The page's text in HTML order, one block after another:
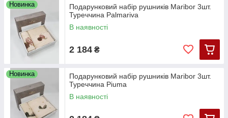
Новинка
Подарунковий набір рушників Maribor 3шт.
Туреччина Palmariva
В наявності
2 184 ₴
Новинка
Подарунковий набір рушників Maribor 3шт.
Туреччина Piuma
В наявності